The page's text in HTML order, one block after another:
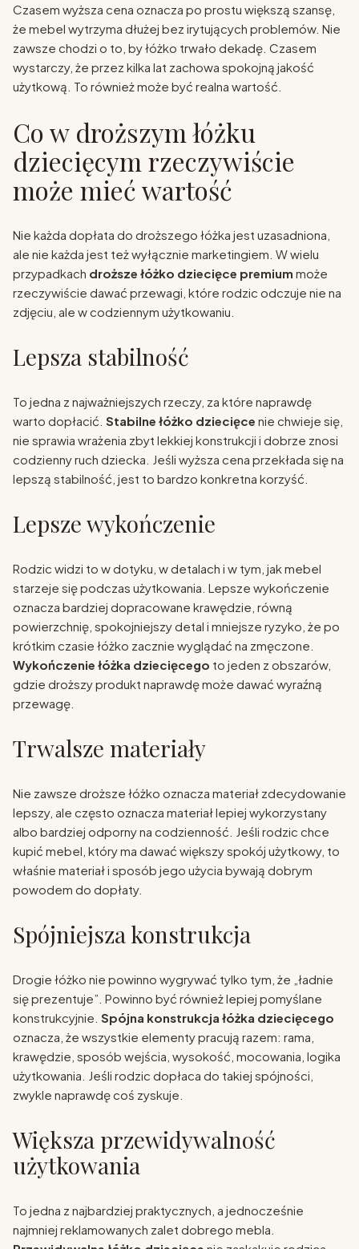
Czasem wyższa cena oznacza po prostu większą szansę,
że mebel wytrzyma dłużej bez irytujących problemów. Nie
zawsze chodzi o to, by łóżko trwało dekadę. Czasem
wystarczy, że przez kilka lat zachowa spokojną jakość
użytkową. To również może być realna wartość.
Co w droższym łóżku
dziecięcym rzeczywiście
może mieć wartość
Nie każda dopłata do droższego łóżka jest uzasadniona,
ale nie każda jest też wyłącznie marketingiem. W wielu
przypadkach droższe łóżko dziecięce premium może
rzeczywiście dawać przewagi, które rodzic odczuje nie na
zdjęciu, ale w codziennym użytkowaniu.
Lepsza stabilność
To jedna z najważniejszych rzeczy, za które naprawdę
warto dopłacić. Stabilne łóżko dziecięce nie chwieje się,
nie sprawia wrażenia zbyt lekkiej konstrukcji i dobrze znosi
codzienny ruch dziecka. Jeśli wyższa cena przekłada się na
lepszą stabilność, jest to bardzo konkretna korzyść.
Lepsze wykończenie
Rodzic widzi to w dotyku, w detalach i w tym, jak mebel
starzeje się podczas użytkowania. Lepsze wykończenie
oznacza bardziej dopracowane krawędzie, równą
powierzchnię, spokojniejszy detal i mniejsze ryzyko, że po
krótkim czasie łóżko zacznie wyglądać na zmęczone.
Wykończenie łóżka dziecięcego to jeden z obszarów,
gdzie droższy produkt naprawdę może dawać wyraźną
przewagę.
Trwalsze materiały
Nie zawsze droższe łóżko oznacza materiał zdecydowanie
lepszy, ale często oznacza materiał lepiej wykorzystany
albo bardziej odporny na codzienność. Jeśli rodzic chce
kupić mebel, który ma dawać większy spokój użytkowy, to
właśnie materiał i sposób jego użycia bywają dobrym
powodem do dopłaty.
Spójniejsza konstrukcja
Drogie łóżko nie powinno wygrywać tylko tym, że „ładnie
się prezentuje”. Powinno być również lepiej pomyślane
konstrukcyjnie. Spójna konstrukcja łóżka dziecięcego
oznacza, że wszystkie elementy pracują razem: rama,
krawędzie, sposób wejścia, wysokość, mocowania, logika
użytkowania. Jeśli rodzic dopłaca do takiej spójności,
zwykle naprawdę coś zyskuje.
Większa przewidywalność
użytkowania
To jedna z najbardziej praktycznych, a jednocześnie
najmniej reklamowanych zalet dobrego mebla.